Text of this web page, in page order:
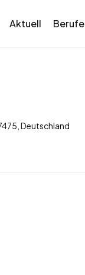
Aktuell Berufe
Deutschland